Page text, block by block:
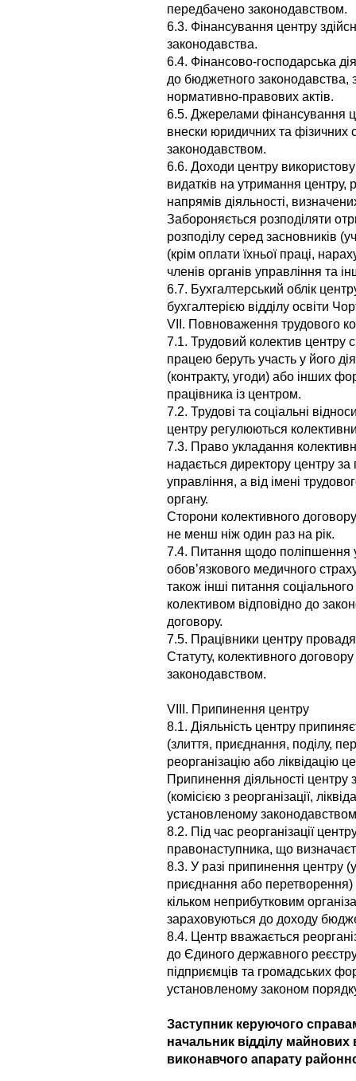
передбачено законодавством.
6.3. Фінансування центру
законодавства.
6.4. Фінансово-господарська
до бюджетного законодавства,
нормативно-правових актів.
6.5. Джерелами фінансування
внески юридичних та фізичних
законодавством.
6.6. Доходи центру
видатків на утримання центру,
напрямів діяльності,
Забороняється розподіляти
розподілу серед засновників
(крім оплати їхньої праці,
членів органів управління та
6.7. Бухгалтерський облік
бухгалтерією відділу освіти
VII. Повноваження трудового
7.1. Трудовий колектив центру
працею беруть участь у його
(контракту, угоди) або інших
працівника із центром.
7.2. Трудові та соціальні
центру регулюються
7.3. Право укладання
надається директору центру
управління, а від імені
органу.
Сторони колективного
не менш ніж один раз на рік.
7.4. Питання щодо поліпшення
обов’язкового медичного
також інші питання
колективом відповідно до
договору.
7.5. Працівники центру
Статуту, колективного договору
законодавством.
VIII. Припинення центру
8.1. Діяльність центру
(злиття, приєднання, поділу,
реорганізацію або ліквідацію
Припинення діяльності центру
(комісією з реорганізації,
установленому
8.2. Під час реорганізації
правонаступника, що
8.3. У разі припинення центру (у
приєднання або
кільком неприбутковим
зараховуються до доходу
8.4. Центр вважається
до Єдиного державного
підприємців та громадських
установленому законом
Заступник керуючого
начальник відділу майнових
виконавчого